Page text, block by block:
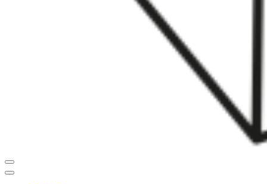
Navigationsmenü
Navigationsmenü